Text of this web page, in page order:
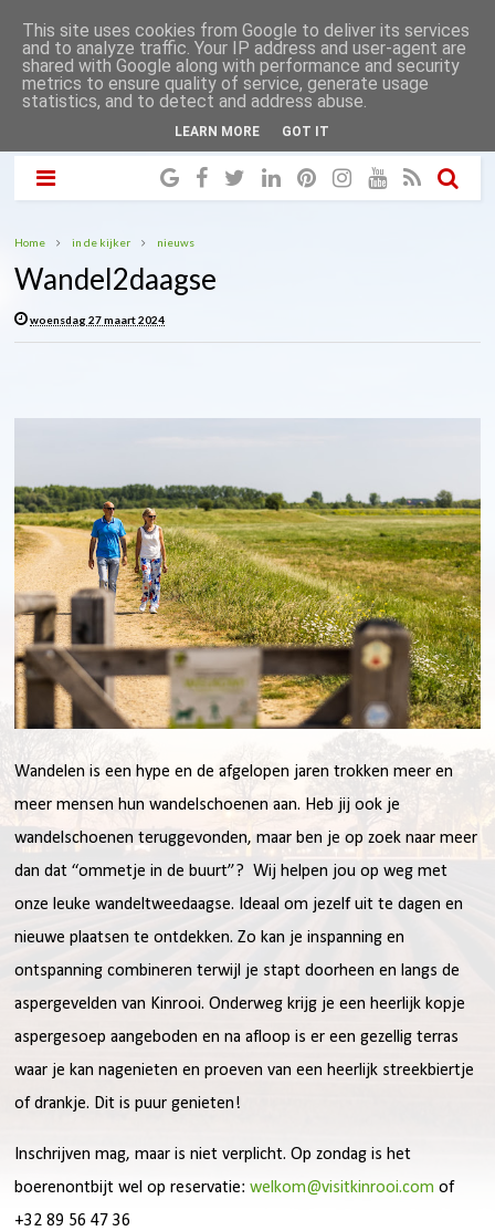
Home in de kijker nieuws
Wandel2daagse
woensdag 27 maart 2024
Wandelen is een hype en de afgelopen jaren trokken meer en
meer mensen hun wandelschoenen aan. Heb jij ook je
wandelschoenen teruggevonden, maar ben je op zoek naar meer
dan dat “ommetje in de buurt”? Wij helpen jou op weg met
onze leuke wandeltweedaagse. Ideaal om jezelf uit te dagen en
nieuwe plaatsen te ontdekken. Zo kan je inspanning en
ontspanning combineren terwijl je stapt doorheen en langs de
aspergevelden van Kinrooi. Onderweg krijg je een heerlijk kopje
aspergesoep aangeboden en na afloop is er een gezellig terras
waar je kan nagenieten en proeven van een heerlijk streekbiertje
of drankje. Dit is puur genieten!
Inschrijven mag, maar is niet verplicht. Op zondag is het
boerenontbijt wel op reservatie:welkom@visitkinrooi.com of
+32 89 56 47 36
This site uses cookies from Google to deliver its services
and to analyze traffic. Your IP address and user-agent are
shared with Google along with performance and security
metrics to ensure quality of service, generate usage
statistics, and to detect and address abuse.
LEARN MORE GOT IT